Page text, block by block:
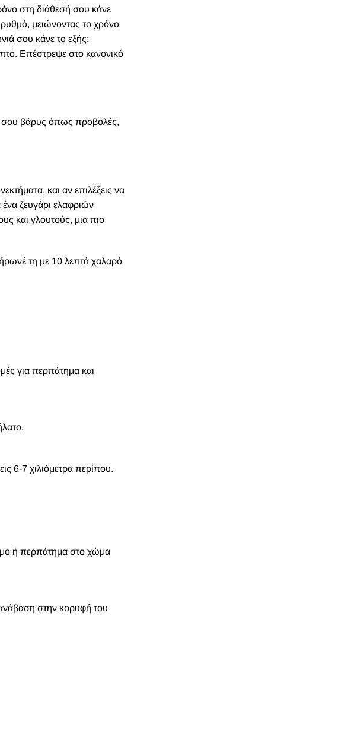
στη διάθεσή σου κάνε
μειώνοντας το χρόνο
σου κάνε το εξής:
Επέστρεψε στο κανονικό
σου βάρυς όπως προβολές,
και αν επιλέξεις να
ζευγάρι ελαφριών
και γλουτούς, μια πιο
τη με 10 λεπτά χαλαρό
για περπάτημα και
6-7 χιλιόμετρα περίπου.
ή περπάτημα στο χώμα
στην κορυφή του